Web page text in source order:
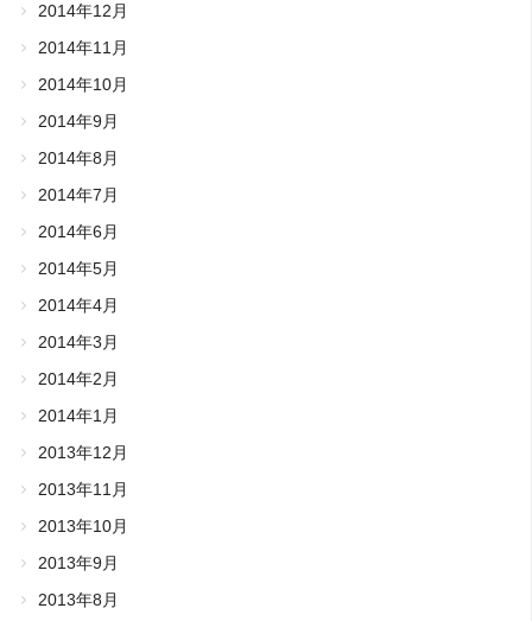
2014年12月
2014年11月
2014年10月
2014年9月
2014年8月
2014年7月
2014年6月
2014年5月
2014年4月
2014年3月
2014年2月
2014年1月
2013年12月
2013年11月
2013年10月
2013年9月
2013年8月